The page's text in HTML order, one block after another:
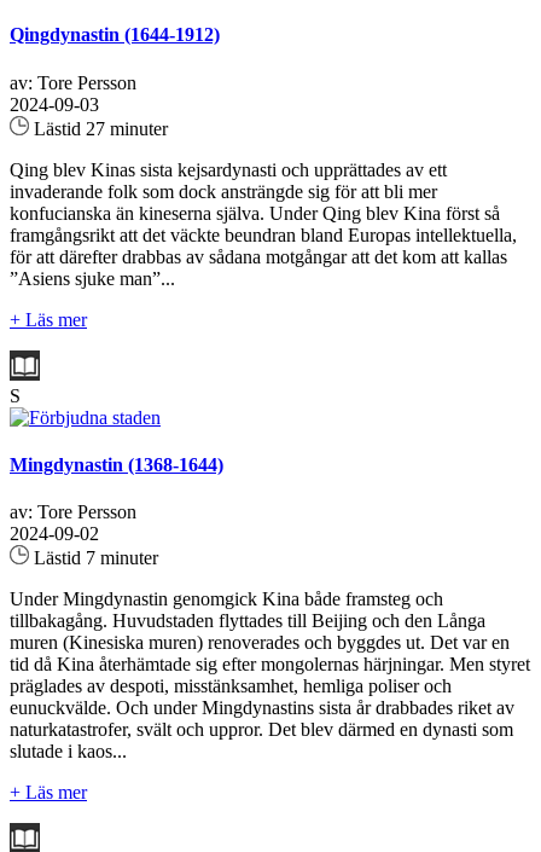
Qingdynastin (1644-1912)
av: Tore Persson
2024-09-03
Lästid 27 minuter
Qing blev Kinas sista kejsardynasti och upprättades av ett
invaderande folk som dock ansträngde sig för att bli mer
konfucianska än kineserna själva. Under Qing blev Kina först så
framgångsrikt att det väckte beundran bland Europas intellektuella,
för att därefter drabbas av sådana motgångar att det kom att kallas
”Asiens sjuke man”...
+ Läs mer
S
Mingdynastin (1368-1644)
av: Tore Persson
2024-09-02
Lästid 7 minuter
Under Mingdynastin genomgick Kina både framsteg och
tillbakagång. Huvudstaden flyttades till Beijing och den Långa
muren (Kinesiska muren) renoverades och byggdes ut. Det var en
tid då Kina återhämtade sig efter mongolernas härjningar. Men styret
präglades av despoti, misstänksamhet, hemliga poliser och
eunuckvälde. Och under Mingdynastins sista år drabbades riket av
naturkatastrofer, svält och uppror. Det blev därmed en dynasti som
slutade i kaos...
+ Läs mer